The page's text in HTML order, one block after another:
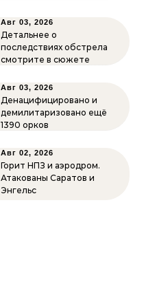
Авг 03, 2026
Детальнее о
последствиях обстрела
смотрите в сюжете
Авг 03, 2026
Денацифицировано и
демилитаризовано ещё
1390 орков
Авг 02, 2026
Горит НПЗ и аэродром.
Атакованы Саратов и
Энгельс